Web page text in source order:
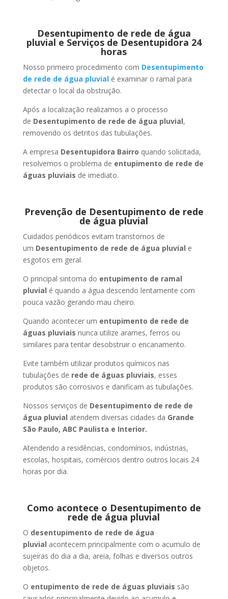
Desentupimento de rede de água
pluvial e Serviços de Desentupidora 24
horas
Nosso primeiro procedimento com Desentupimento
de rede de água pluvialé examinar o ramal para
detectar o local da obstrução.
Após a localização realizamos a o processo
de Desentupimento de rede de água pluvial,
removendo os detritos das tubulações.
A empresa Desentupidora Bairro quando solicitada,
resolvemos o problema de entupimento de rede de
águas pluviais de imediato.
Prevenção de Desentupimento de rede
de água pluvial
Cuidados periódicos evitam transtornos de
um Desentupimento de rede de água pluvial e
esgotos em geral.
O principal sintoma do entupimento de ramal
pluvial é quando a água descendo lentamente com
pouca vazão gerando mau cheiro.
Quando acontecer um entupimento de rede de
águas pluviais nunca utilize arames, ferros ou
similares para tentar desobstruir o encanamento.
Evite também utilizar produtos químicos nas
tubulações de rede de águas pluviais, esses
produtos são corrosivos e danificam as tubulações.
Nossos serviços de Desentupimento de rede de
água pluvial atendem diversas cidades da Grande
São Paulo, ABC Paulista e Interior.
Atendendo a residências, condomínios, indústrias,
escolas, hospitais, comércios dentro outros locais 24
horas por dia.
Como acontece o Desentupimento de
rede de água pluvial
O desentupimento de rede de água
pluvial acontecem principalmente com o acumulo de
sujeiras do dia a dia, areia, folhas e diversos outros
objetos.
O entupimento de rede de águas pluviais são